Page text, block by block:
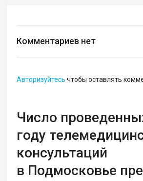
Комментариев нет
Авторизуйтесь чтобы оставлять
Число
году
консультаций
в Подмосковье